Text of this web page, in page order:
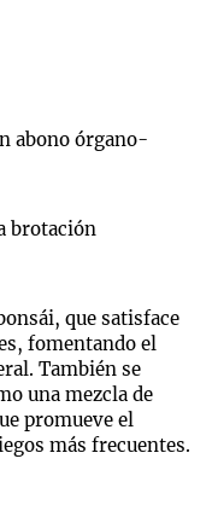
abono órgano-
brotación
que satisface
fomentando el
También se
una mezcla de
promueve el
más frecuentes.